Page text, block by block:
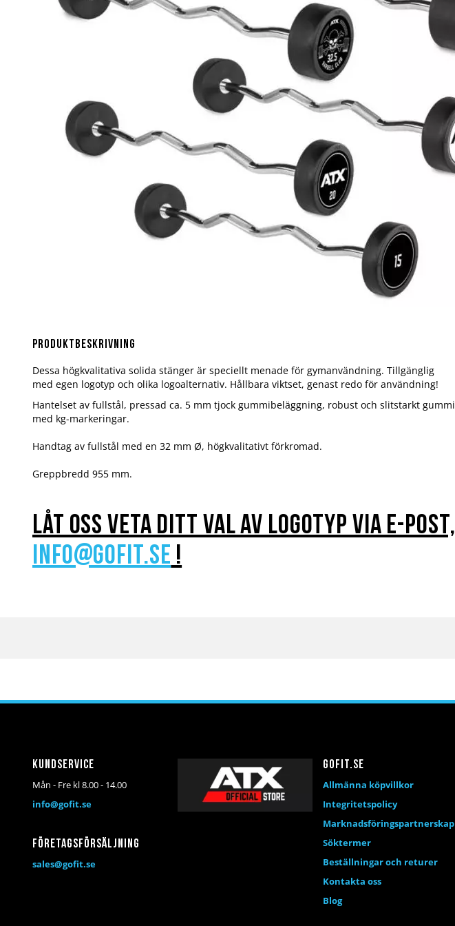
början
bildgalleriet
Produktbeskrivning
Dessa högkvalitativa solida stänger är speciellt menade för gymanvändning. Tillgänglig
med egen logotyp och olika logoalternativ. Hållbara viktset, genast redo för användning!
Hantelset av fullstål, pressad ca. 5 mm tjock gummibeläggning, robust och slitstarkt gummi
med kg-markeringar.
Handtag av fullstål med en 32 mm Ø, högkvalitativt förkromad.
Greppbredd 955 mm.
Låt oss veta ditt val av logotyp via e-post,
info@gofit.se !
Kundservice
Mån - Fre kl 8.00 - 14.00
info@gofit.se
Företagsförsäljning
sales@gofit.se
Gofit.se
Allmänna köpvillkor
Integritetspolicy
Marknadsföringspartnerskap
Söktermer
Beställningar och returer
Kontakta oss
Blog